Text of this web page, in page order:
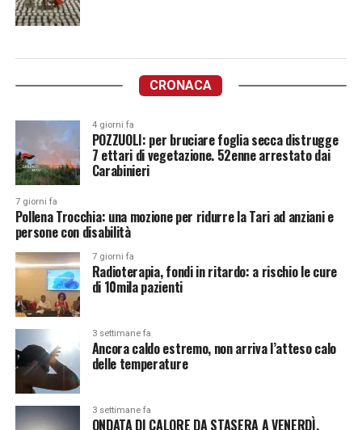
CRONACA
4 giorni fa
POZZUOLI: per bruciare foglia secca distrugge
7 ettari di vegetazione. 52enne arrestato dai
Carabinieri
7 giorni fa
Pollena Trocchia: una mozione per ridurre la Tari ad anziani e
persone con disabilità
7 giorni fa
Radioterapia, fondi in ritardo: a rischio le cure
di 10mila pazienti
3 settimane fa
Ancora caldo estremo, non arriva l’atteso calo
delle temperature
3 settimane fa
ONDATA DI CALORE DA STASERA A VENERDÌ.